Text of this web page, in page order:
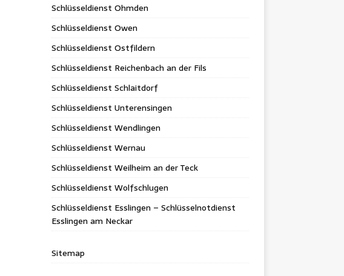
Schlüsseldienst Ohmden
Schlüsseldienst Owen
Schlüsseldienst Ostfildern
Schlüsseldienst Reichenbach an der Fils
Schlüsseldienst Schlaitdorf
Schlüsseldienst Unterensingen
Schlüsseldienst Wendlingen
Schlüsseldienst Wernau
Schlüsseldienst Weilheim an der Teck
Schlüsseldienst Wolfschlugen
Schlüsseldienst Esslingen – Schlüsselnotdienst
Esslingen am Neckar
Sitemap